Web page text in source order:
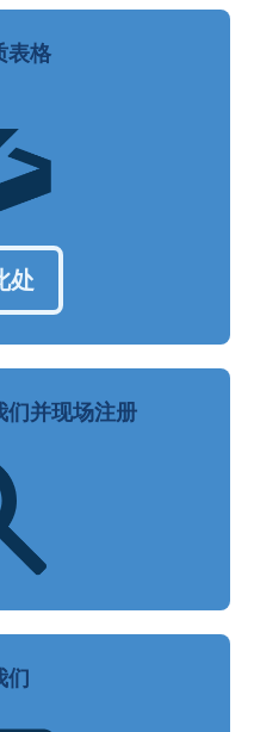
表格
处
们并现场注册
们